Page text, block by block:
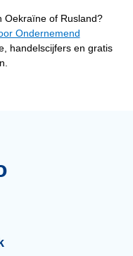
Oekraïne of Rusland?
Ondernemend
handelscijfers en gratis